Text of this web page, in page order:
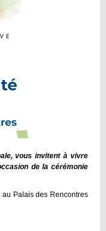
vous invitent à vivre
de la cérémonie
Palais des Rencontres